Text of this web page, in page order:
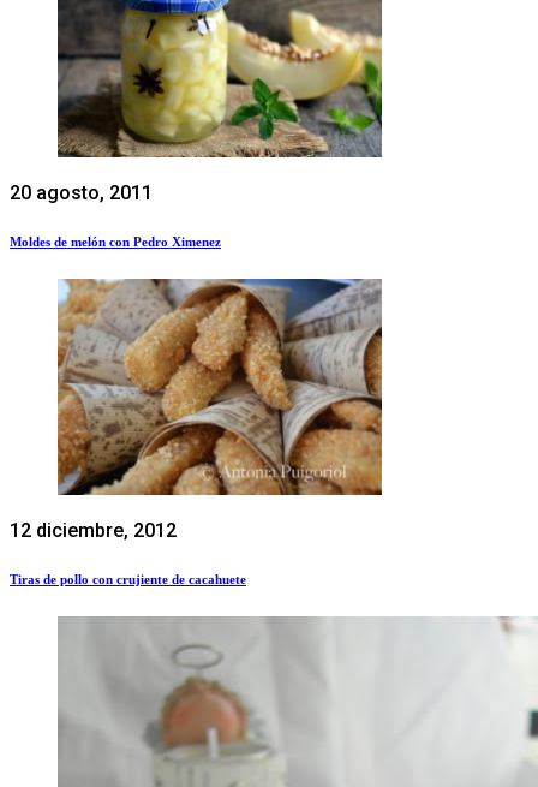
20 agosto, 2011
Moldes de melón con Pedro Ximenez
12 diciembre, 2012
Tiras de pollo con crujiente de cacahuete